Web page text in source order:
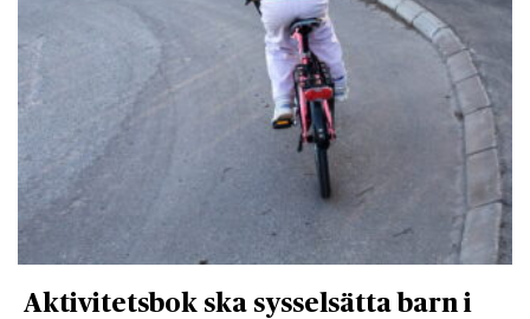
Aktivitetsbok ska sysselsätta barn i